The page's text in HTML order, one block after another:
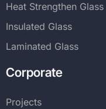
Heat Strengthen Glass
Insulated Glass
Laminated Glass
Corporate
Projects